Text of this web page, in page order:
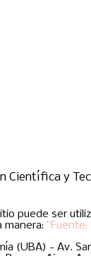
Científica y
puede ser
manera: "Fuente:
(UBA) - Av.